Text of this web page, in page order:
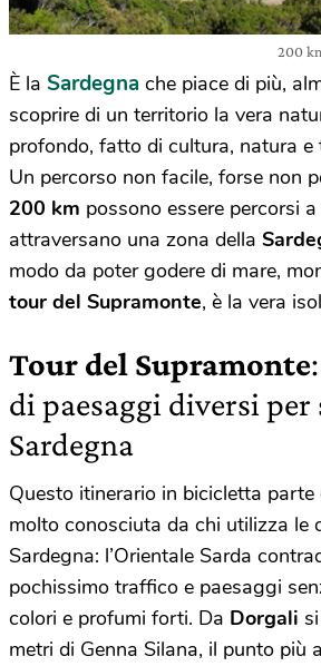
200
È la Sardegna che piace di più,
scoprire di un territorio la vera
profondo, fatto di cultura, natura e
Un percorso non facile, forse non
200 km possono essere percorsi
attraversano una zona della
modo da poter godere di mare,
tour del Supramonte, è la vera
Tour del Supramonte
di paesaggi diversi per
Sardegna
Questo itinerario in bicicletta parte
molto conosciuta da chi utilizza le
Sardegna: l’Orientale Sarda
pochissimo traffico e paesaggi
colori e profumi forti. Da Dorgali
metri di Genna Silana, il punto più